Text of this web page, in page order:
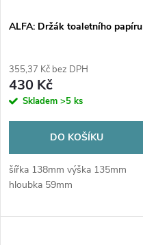
p
r
o
u
k
s
r
o
d
u
k
ALFA: Držák toaletního papíru
355,37 Kč bez DPH
430 Kč
Skladem >5 ks
DO KOŠÍKU
šířka 138mm výška 135mm
hloubka 59mm